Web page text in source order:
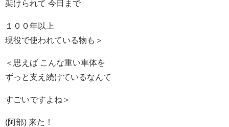
架けられて 今日まで
１００年以上
現役で使われている物も＞
＜思えば こんな重い車体を
ずっと支え続けているなんて
すごいですよね＞
(阿部) 来た！